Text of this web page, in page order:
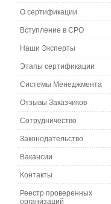
О сертификации
Вступление в СРО
Наши Эксперты
Этапы сертификации
Системы Менеджмента
Отзывы Заказчиков
Сотрудничество
Законодательство
Вакансии
Контакты
Реестр проверенных
организаций